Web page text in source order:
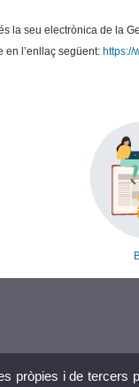
la seu electrònica de la
en l’enllaç següent: https://
pròpies i de tercers